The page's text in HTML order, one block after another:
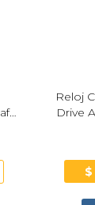
Reloj
Drive
$